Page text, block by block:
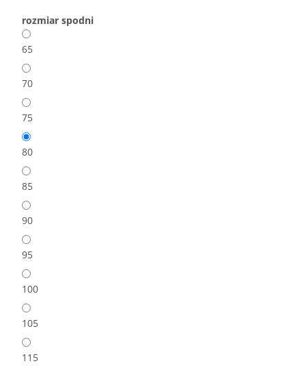
rozmiar spodni
65
70
75
80
85
90
95
100
105
115